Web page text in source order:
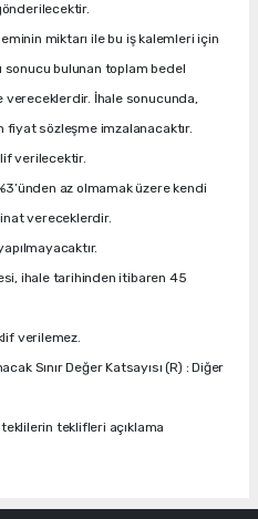
miktarı ile bu iş kalemleri için
sonucu bulunan toplam bedel
İhale sonucunda,
fiyat sözleşme imzalanacaktır.
verilecektir.
az olmamak üzere kendi
vereceklerdir.
ihale tarihinden itibaren 45
verilemez.
Sınır Değer Katsayısı (R) : Diğer
teklifleri açıklama